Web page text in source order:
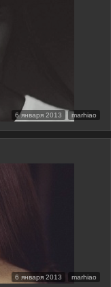
6 января 2013 marhiao
6 января 2013 marhiao